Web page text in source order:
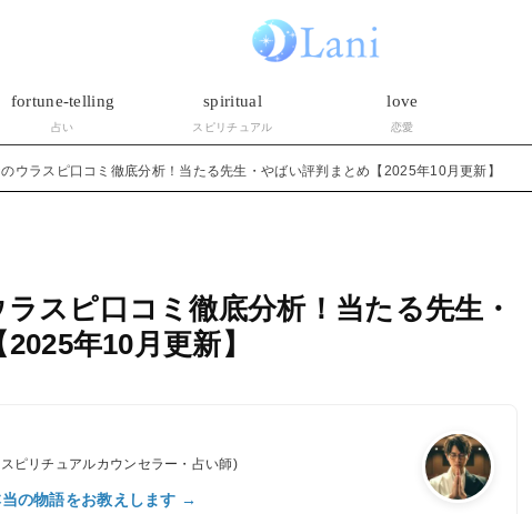
fortune-telling
占い
spiritual
スピリチュアル
love
恋愛
ウラスピ口コミ徹底分析！当たる先生・やばい評判まとめ【2025年10月更新】
スピ口コミ徹底分析！当たる先生・
年10月更新】
ピリチュアルカウンセラー・占い師)
の物語をお教えします →